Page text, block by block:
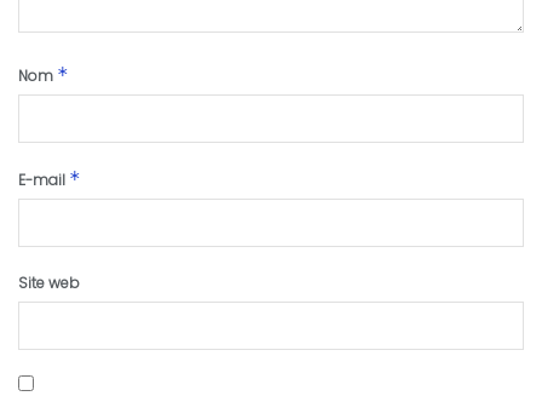
Nom *
E-mail *
Site web